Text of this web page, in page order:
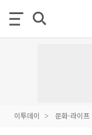
이투데이 문화·라이프